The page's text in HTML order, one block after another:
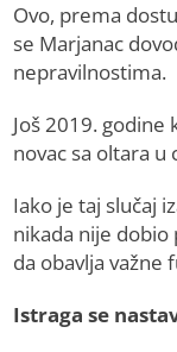
Ovo, prema
se Marjanac
nepravilnostima.
Još 2019. godine
novac sa oltara u
Iako je taj slučaj
nikada nije dobio
da obavlja važne
Istraga se